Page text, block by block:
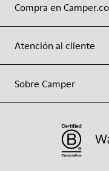
Compra en
Atención al cliente
Sobre Camper